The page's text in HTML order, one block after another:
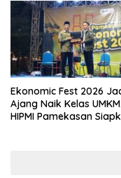
Ekonomic Fest 2026
Ajang Naik Kelas
HIPMI Pamekasan